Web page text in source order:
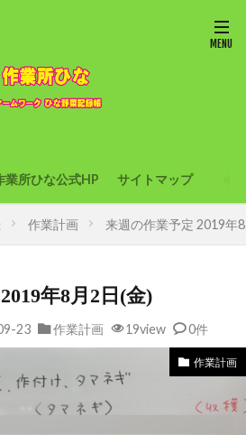
業所ひな公式HP サイトマップ
作業計画 来週の作業予定 2019年
年8月2日(金)
23 作業計画 19view 0件
作業計画